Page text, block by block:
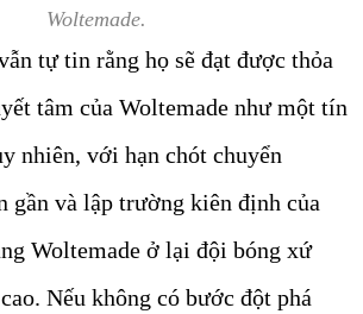
Woltemade.
tự tin rằng họ sẽ đạt được thỏa
tâm của Woltemade như một tín
nhiên, với hạn chót chuyển
gần và lập trường kiên định của
Woltemade ở lại đội bóng xứ
Nếu không có bước đột phá